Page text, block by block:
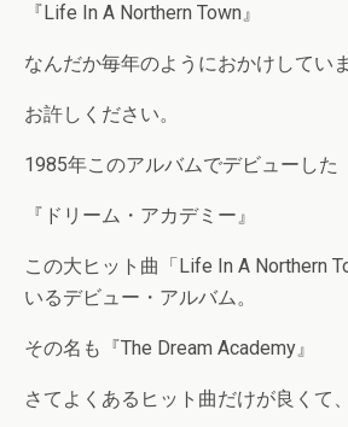
『Life In A Northern Town』
なんだか毎年のようにおかけしてい
お許しください。
1985年このアルバムでデビューした
『ドリーム・アカデミー』
この大ヒット曲「Life In A Northern
いるデビュー・アルバム。
その名も『The Dream Academy』
さてよくあるヒット曲だけが良くて、